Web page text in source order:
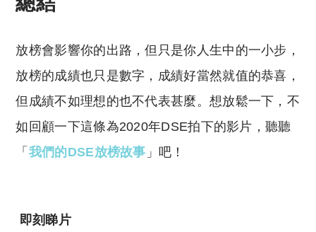
放榜會影響你的出路，但只是你人生中的一小步，
放榜的成績也只是數字，成績好當然就值的恭喜，
但成績不如理想的也不代表甚麼。想放鬆一下，不
如回顧一下這條為2020年DSE拍下的影片，聽聽
「 我們的DSE放榜故事 」吧！
即刻睇片